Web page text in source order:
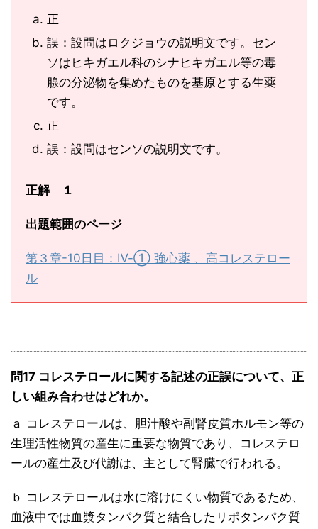
正
誤：設問はロクジョウの説明文です。セン
ソはヒキガエル科のシナヒキガエル等の毒
腺の分泌物を集めたものを基原とする生薬
です。
正
誤：設問はセンソの説明文です。
正解 １
出題範囲のページ
第３章-10日目：Ⅳ-① 強心薬 、高コレステロー
ル
問17 コレステロールに関する記述の正誤について、正
しい組み合わせはどれか。
ａ コレステロールは、胆汁酸や副腎皮質ホルモン等の
生理活性物質の産生に重要な物質であり、コレステロ
ールの産生及び代謝は、主として腎臓で行われる。
ｂ コレステロールは水に溶けにくい物質であるため、
血液中では血漿タンパク質と結合したリポタンパク質